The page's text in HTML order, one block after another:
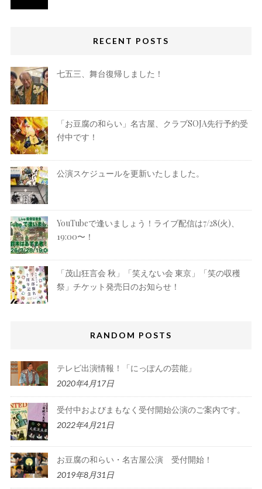
RECENT POSTS
七五三、舞台復帰しました！
「お豆腐の和らい」名古屋、クラブSOJA先行予約受
付中です！
公演スケジュールを更新いたしました。
YouTubeで逢いましょう！ライブ配信は7/28(火)、
19:00〜！
「茂山狂言会 秋」「笑えない会 東京」「笑の収穫
祭」チケット発売日のお知らせ！
RANDOM POSTS
テレビ出演情報！「にっぽんの芸能」
2020年4月17日
受付中およびまもなく受付開始公演のご案内です。
2022年4月21日
お豆腐の和らい・名古屋公演 受付開始！
2019年8月31日